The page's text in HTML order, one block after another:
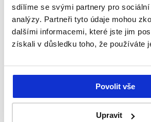
sdílíme se svými partnery pro
analýzy. Partneři tyto údaje mohou
dalšími informacemi, které jste jim
získali v důsledku toho, že používáte
Povolit vše
Upravit